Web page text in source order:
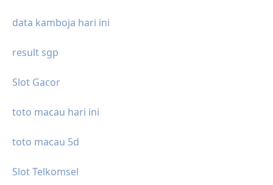
data kamboja hari ini
result sgp
Slot Gacor
toto macau hari ini
toto macau 5d
Slot Telkomsel